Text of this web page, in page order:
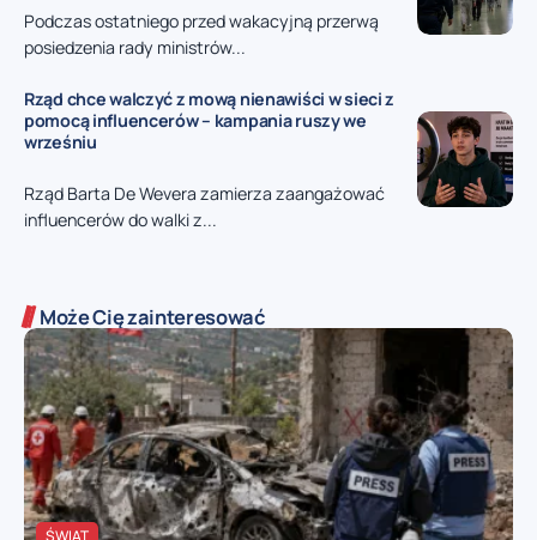
Podczas ostatniego przed wakacyjną przerwą
posiedzenia rady ministrów...
Rząd chce walczyć z mową nienawiści w sieci z
pomocą influencerów – kampania ruszy we
wrześniu
Rząd Barta De Wevera zamierza zaangażować
influencerów do walki z...
Może Cię zainteresować